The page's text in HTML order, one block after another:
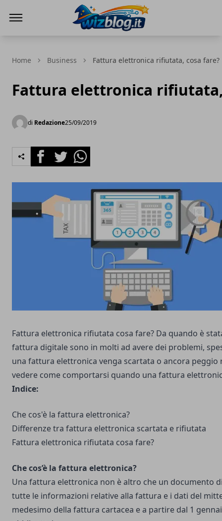
Home Business Fattura elettronica rifiutata, cosa fare?
Fattura elettronica
di Redazione25/09/2019
FacebookTwitterWhatsapp
Fattura elettronica rifiutata cosa fare? Da quando è
fattura digitale sono in molti ad avere dei problemi,
una fattura elettronica venga scartata o ancora peggio
vedere come comportarsi quando una fattura
Indice:
Che cos'è la fattura elettronica?
Differenze tra fattura elettronica scartata e rifiutata
Fattura elettronica rifiutata cosa fare?
Che cos’è la fattura elettronica?
Una fattura elettronica non è altro che un documento
tutte le informazioni relative alla fattura e i dati del
medesimo della fattura cartacea e a partire dal 1